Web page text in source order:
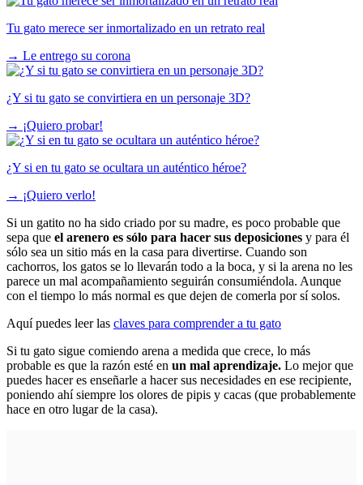
Tu gato merece ser inmortalizado en un retrato real
→ Le entrego su corona
¿Y si tu gato se convirtiera en un personaje 3D?
→ ¡Quiero probar!
¿Y si en tu gato se ocultara un auténtico héroe?
→ ¡Quiero verlo!
Si un gatito no ha sido criado por su madre, es poco probable que
sepa que el arenero es sólo para hacer sus deposiciones y para él
sólo sea un sitio más en la casa para divertirse. Cuando son
cachorros, los gatos se lo llevarán todo a la boca, y si la arena no les
parece un mal acompañamiento seguirán consumiéndola. Aunque
con el tiempo lo más normal es que dejen de comerla por sí solos.
Aquí puedes leer las claves para comprender a tu gato
Si tu gato sigue comiendo arena a medida que crece, lo más
probable es que la razón esté en un mal aprendizaje. Lo mejor que
puedes hacer es enseñarle a hacer sus necesidades en ese recipiente,
poniendo ahí siempre los olores de pipis y cacas (que probablemente
hace en otro lugar de la casa).